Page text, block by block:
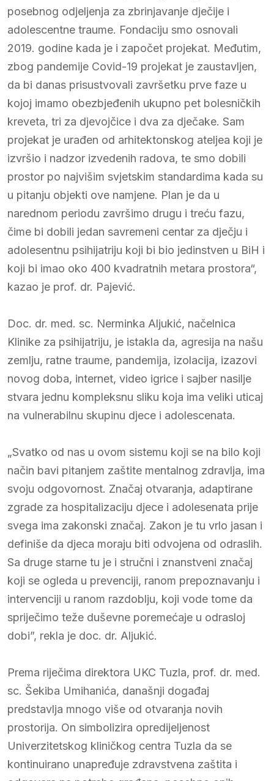
posebnog odjeljenja za zbrinjavanje dječije i
adolescentne traume. Fondaciju smo osnovali
2019. godine kada je i započet projekat. Međutim,
zbog pandemije Covid-19 projekat je zaustavljen,
da bi danas prisustvovali završetku prve faze u
kojoj imamo obezbjeđenih ukupno pet bolesničkih
kreveta, tri za djevojčice i dva za dječake. Sam
projekat je urađen od arhitektonskog ateljea koji je
izvršio i nadzor izvedenih radova, te smo dobili
prostor po najvišim svjetskim standardima kada su
u pitanju objekti ove namjene. Plan je da u
narednom periodu završimo drugu i treću fazu,
čime bi dobili jedan savremeni centar za dječju i
adolesentnu psihijatriju koji bi bio jedinstven u BiH i
koji bi imao oko 400 kvadratnih metara prostora“,
kazao je prof. dr. Pajević.
Doc. dr. med. sc. Nerminka Aljukić, načelnica
Klinike za psihijatriju, je istakla da, agresija na našu
zemlju, ratne traume, pandemija, izolacija, izazovi
novog doba, internet, video igrice i sajber nasilje
stvara jednu kompleksnu sliku koja ima veliki uticaj
na vulnerabilnu skupinu djece i adolescenata.
„Svatko od nas u ovom sistemu koji se na bilo koji
način bavi pitanjem zaštite mentalnog zdravlja, ima
svoju odgovornost. Značaj otvaranja, adaptirane
zgrade za hospitalizaciju djece i adolesenata prije
svega ima zakonski značaj. Zakon je tu vrlo jasan i
definiše da djeca moraju biti odvojena od odraslih.
Sa druge starne tu je i stručni i znanstveni značaj
koji se ogleda u prevenciji, ranom prepoznavanju i
intervenciji u ranom razdoblju, koji vode tome da
spriječimo teže duševne poremećaje u odrasloj
dobi”, rekla je doc. dr. Aljukić.
Prema riječima direktora UKC Tuzla, prof. dr. med.
sc. Šekiba Umihanića, današnji događaj
predstavlja mnogo više od otvaranja novih
prostorija. On simbolizira opredijeljenost
Univerzitetskog kliničkog centra Tuzla da se
kontinuirano unapređuje zdravstvena zaštita i